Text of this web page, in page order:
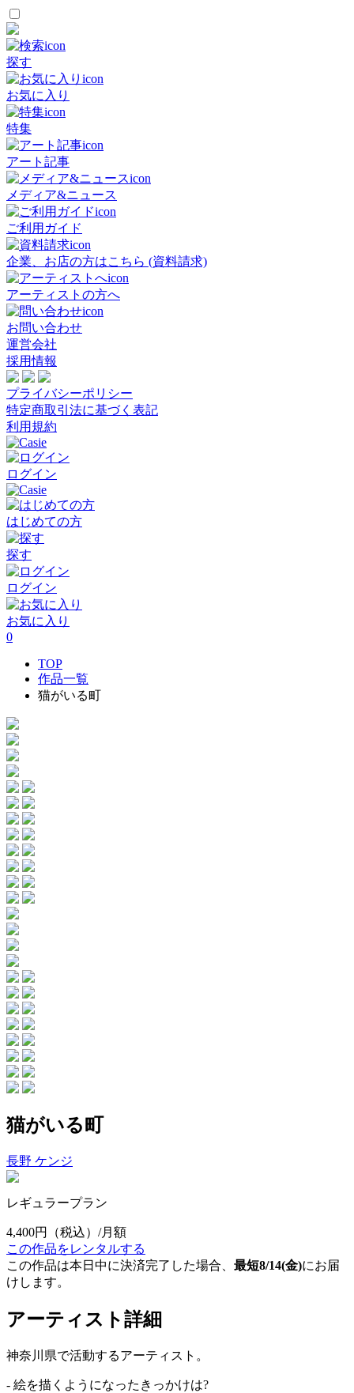
探す
お気に入り
特集
アート記事
メディア&ニュース
ご利用ガイド
企業、お店の方はこちら (資料請求)
アーティストの方へ
お問い合わせ
運営会社
採用情報
プライバシーポリシー
特定商取引法に基づく表記
利用規約
ログイン
はじめての方
探す
ログイン
お気に入り
0
TOP
作品一覧
猫がいる町
猫がいる町
長野 ケンジ
レギュラープラン
4,400円
（税込）/月額
この作品をレンタルする
この作品は本日中に決済完了した場合、 最短8/14(金)にお届
けします。
アーティスト詳細
神奈川県で活動するアーティスト。
- 絵を描くようになったきっかけは?